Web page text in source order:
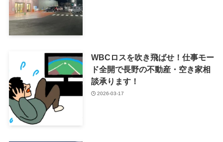
WBCロスを吹き飛ばせ！仕事モー
ド全開で長野の不動産・空き家相
談承ります！
2026-03-17